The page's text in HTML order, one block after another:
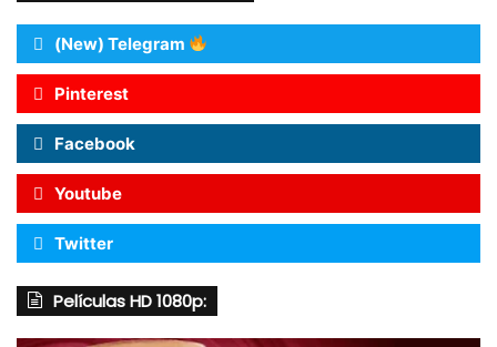
(New) Telegram
Pinterest
Facebook
Youtube
Twitter
Películas HD 1080p: